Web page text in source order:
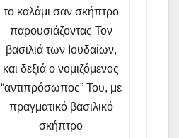
το καλάμι σαν σκήπτρο
παρουσιάζοντας Τον
βασιλιά των Ιουδαίων,
και δεξιά ο νομιζόμενος
“αντιπρόσωπος” Του, με
πραγματικό βασιλικό
σκήπτρο